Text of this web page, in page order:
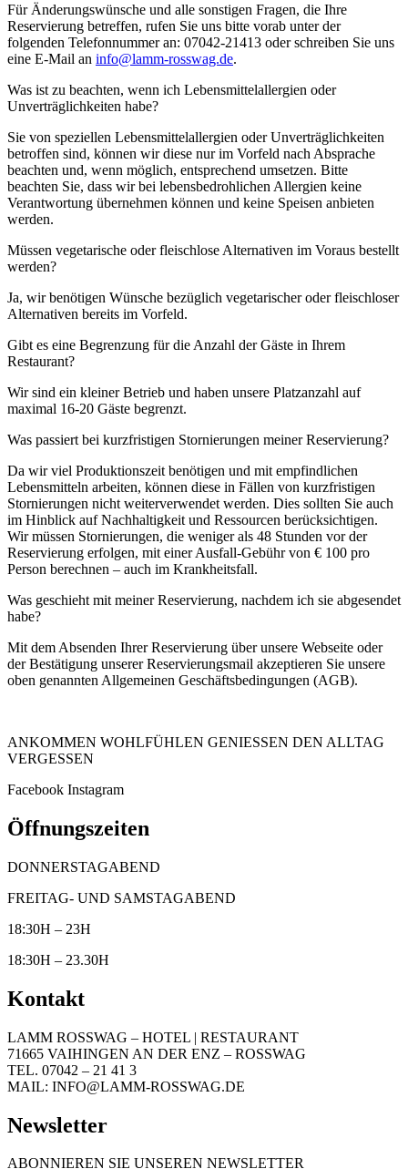
Für Änderungswünsche und alle sonstigen Fragen, die Ihre
Reservierung betreffen, rufen Sie uns bitte vorab unter der
folgenden Telefonnummer an: 07042-21413 oder schreiben Sie uns
eine E-Mail an info@lamm-rosswag.de.
Was ist zu beachten, wenn ich Lebensmittelallergien oder
Unverträglichkeiten habe?
Sie von speziellen Lebensmittelallergien oder Unverträglichkeiten
betroffen sind, können wir diese nur im Vorfeld nach Absprache
beachten und, wenn möglich, entsprechend umsetzen. Bitte
beachten Sie, dass wir bei lebensbedrohlichen Allergien keine
Verantwortung übernehmen können und keine Speisen anbieten
werden.
Müssen vegetarische oder fleischlose Alternativen im Voraus bestellt
werden?
Ja, wir benötigen Wünsche bezüglich vegetarischer oder fleischloser
Alternativen bereits im Vorfeld.
Gibt es eine Begrenzung für die Anzahl der Gäste in Ihrem
Restaurant?
Wir sind ein kleiner Betrieb und haben unsere Platzanzahl auf
maximal 16-20 Gäste begrenzt.
Was passiert bei kurzfristigen Stornierungen meiner Reservierung?
Da wir viel Produktionszeit benötigen und mit empfindlichen
Lebensmitteln arbeiten, können diese in Fällen von kurzfristigen
Stornierungen nicht weiterverwendet werden. Dies sollten Sie auch
im Hinblick auf Nachhaltigkeit und Ressourcen berücksichtigen.
Wir müssen Stornierungen, die weniger als 48 Stunden vor der
Reservierung erfolgen, mit einer Ausfall-Gebühr von € 100 pro
Person berechnen – auch im Krankheitsfall.
Was geschieht mit meiner Reservierung, nachdem ich sie abgesendet
habe?
Mit dem Absenden Ihrer Reservierung über unsere Webseite oder
der Bestätigung unserer Reservierungsmail akzeptieren Sie unsere
oben genannten Allgemeinen Geschäftsbedingungen (AGB).
ANKOMMEN WOHLFÜHLEN GENIESSEN DEN ALLTAG
VERGESSEN
Facebook Instagram
Öffnungszeiten
DONNERSTAGABEND
FREITAG- UND SAMSTAGABEND
18:30H – 23H
18:30H – 23.30H
Kontakt
LAMM ROSSWAG – HOTEL | RESTAURANT
71665 VAIHINGEN AN DER ENZ – ROSSWAG
TEL. 07042 – 21 41 3
MAIL: INFO@LAMM-ROSSWAG.DE
Newsletter
ABONNIEREN SIE UNSEREN NEWSLETTER